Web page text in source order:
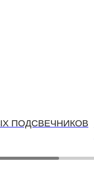
ПОДСВЕЧНИКОВ